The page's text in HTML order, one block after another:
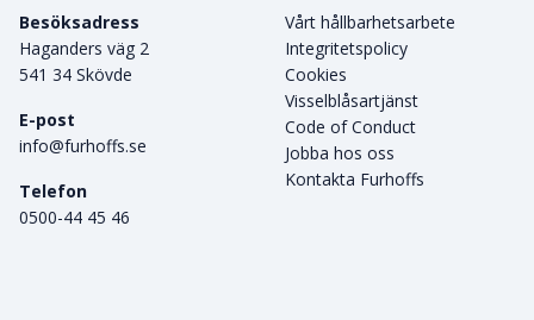
Besöksadress
Haganders väg 2
541 34 Skövde
E-post
info@furhoffs.se
Telefon
0500-44 45 46
Vårt hållbarhetsarbete
Integritetspolicy
Cookies
Visselblåsartjänst
Code of Conduct
Jobba hos oss
Kontakta Furhoffs